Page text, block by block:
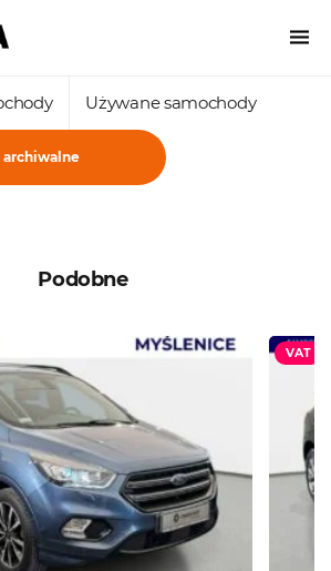
Używane samochody
archiwalne
Podobne
VAT